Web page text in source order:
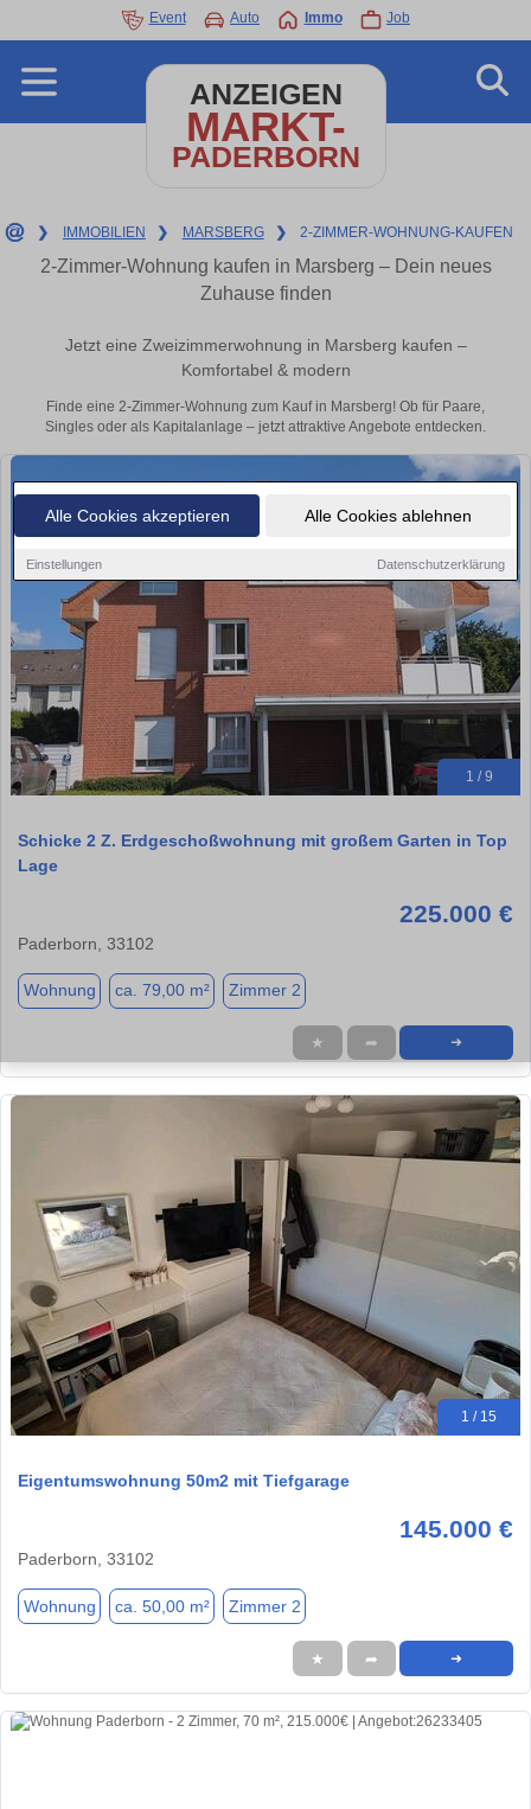
Alle Cookies akzeptieren Alle Cookies ablehnen
Einstellungen Datenschutzerklärung
Event Auto Immo Job
ANZEIGEN
MARKT-
PADERBORN
❯ IMMOBILIEN ❯ MARSBERG ❯ 2-ZIMMER-WOHNUNG-KAUFEN
2-Zimmer-Wohnung kaufen in Marsberg – Dein neues
Zuhause finden
Jetzt eine Zweizimmerwohnung in Marsberg kaufen –
Komfortabel & modern
Finde eine 2-Zimmer-Wohnung zum Kauf in Marsberg! Ob für Paare,
Singles oder als Kapitalanlage – jetzt attraktive Angebote entdecken.
1 / 9
Schicke 2 Z. Erdgeschoßwohnung mit großem Garten in Top
Lage
225.000 €
Paderborn, 33102
Wohnung ca. 79,00 m² Zimmer 2
★ ➦ ➜
1 / 15
Eigentumswohnung 50m2 mit Tiefgarage
145.000 €
Paderborn, 33102
Wohnung ca. 50,00 m² Zimmer 2
★ ➦ ➜